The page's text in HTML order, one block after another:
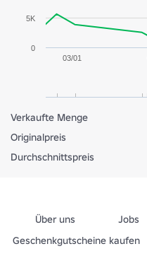
03/01
0
5K
Verkaufte Menge
Originalpreis
Durchschnittspreis
Über uns Jobs
Geschenkgutscheine kaufen